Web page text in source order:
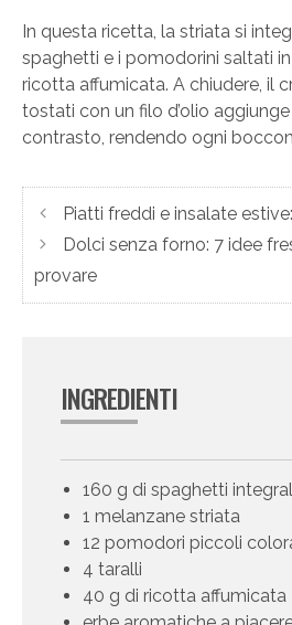
In questa ricetta, la striata si
spaghetti e i pomodorini saltati
ricotta affumicata. A chiudere, il
tostati con un filo d’olio
contrasto, rendendo ogni
Piatti freddi e insalate
Dolci senza forno: 7 idee
provare
INGREDIENTI
160 g di spaghetti
1 melanzane striata
12 pomodori piccoli
4 taralli
40 g di ricotta affumicata